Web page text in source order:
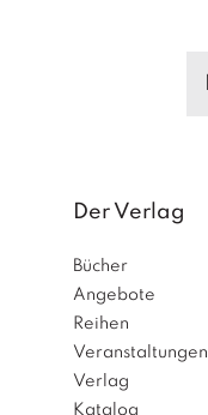
Der Verlag
Bücher
Angebote
Reihen
Veranstaltungen
Verlag
Katalog